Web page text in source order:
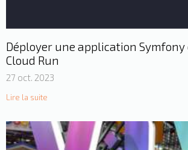
Déployer une application Symfony
Cloud Run
27 oct. 2023
Lire la suite